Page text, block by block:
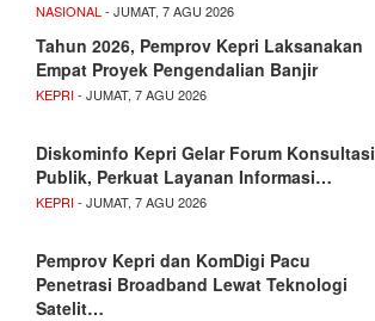
NASIONAL- JUMAT, 7 AGU 2026
Tahun 2026, Pemprov Kepri Laksanakan
Empat Proyek Pengendalian Banjir
KEPRI- JUMAT, 7 AGU 2026
Diskominfo Kepri Gelar Forum Konsultasi
Publik, Perkuat Layanan Informasi…
KEPRI- JUMAT, 7 AGU 2026
Pemprov Kepri dan KomDigi Pacu
Penetrasi Broadband Lewat Teknologi
Satelit…